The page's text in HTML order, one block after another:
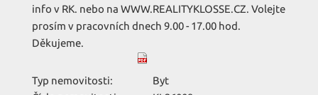
info v RK. nebo na WWW.REALITYKLOSSE.CZ. Volejte
prosím v pracovních dnech 9.00 - 17.00 hod.
Děkujeme.
Typ nemovitosti:
Byt